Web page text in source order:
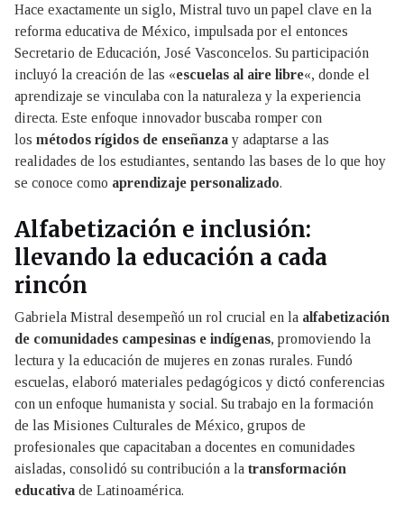
Hace exactamente un siglo, Mistral tuvo un papel clave en la
reforma educativa de México, impulsada por el entonces
Secretario de Educación, José Vasconcelos. Su participación
incluyó la creación de las «escuelas al aire libre«, donde el
aprendizaje se vinculaba con la naturaleza y la experiencia
directa. Este enfoque innovador buscaba romper con
los métodos rígidos de enseñanza y adaptarse a las
realidades de los estudiantes, sentando las bases de lo que hoy
se conoce como aprendizaje personalizado.
Alfabetización e inclusión:
llevando la educación a cada
rincón
Gabriela Mistral desempeñó un rol crucial en la alfabetización
de comunidades campesinas e indígenas, promoviendo la
lectura y la educación de mujeres en zonas rurales. Fundó
escuelas, elaboró materiales pedagógicos y dictó conferencias
con un enfoque humanista y social. Su trabajo en la formación
de las Misiones Culturales de México, grupos de
profesionales que capacitaban a docentes en comunidades
aisladas, consolidó su contribución a la transformación
educativa de Latinoamérica.